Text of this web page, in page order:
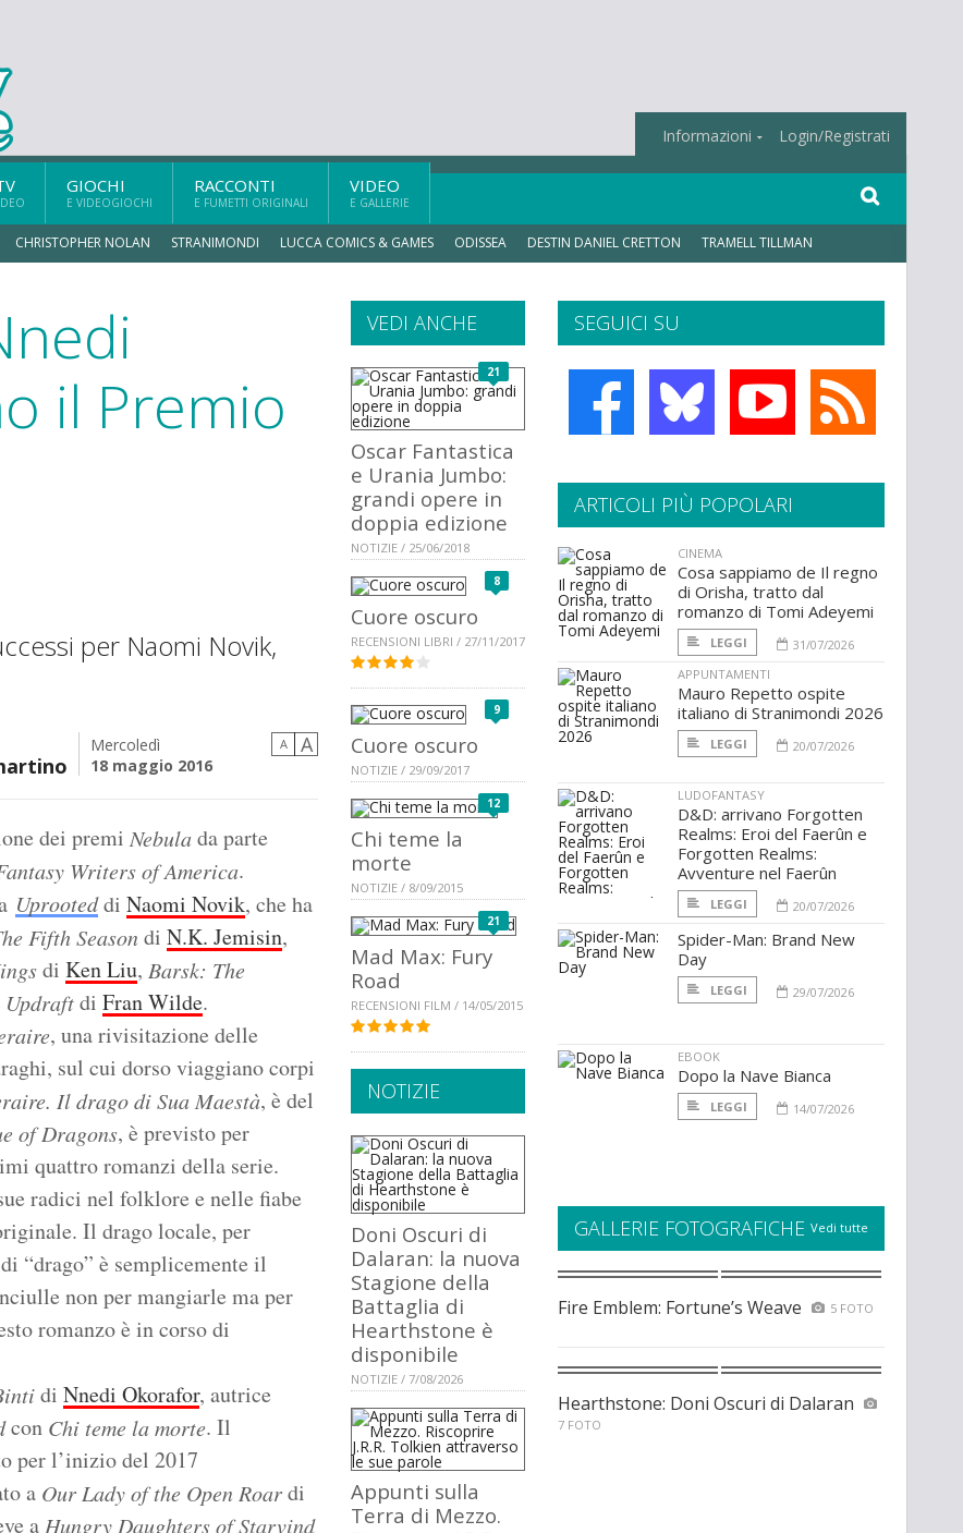
Informazioni Login/Registrati
GIOCHI
E VIDEOGIOCHI
RACCONTI
E FUMETTI ORIGINALI
VIDEO
E GALLERIE
CHRISTOPHER NOLAN STRANIMONDI LUCCA COMICS & GAMES ODISSEA DESTIN DANIEL CRETTON TRAMELL TILLMAN
il Premio
per Naomi Novik,
Mercoledì
18 maggio 2016
A A
dei premi Nebulada parte
Writers of America.
Uprooteddi Naomi Novik, che ha
Fifth Seasondi N.K. Jemisin,
di Ken Liu, Barsk: The
Updraftdi Fran Wilde.
, una rivisitazione delle
sul cui dorso viaggiano corpi
Il drago di Sua Maestà, è del
of Dragons, è previsto per
quattro romanzi della serie.
radici nel folklore e nelle fiabe
Il drago locale, per
“drago” è semplicemente il
non per mangiarle ma per
romanzo è in corso di
di Nnedi Okorafor, autrice
con Chi teme la morte. Il
per l’inizio del 2017
a Our Lady of the Open Roardi
aHungry Daughters of Starvind
SEGUICI SU
VEDI ANCHE
21
Oscar Fantastica
e Urania Jumbo:
grandi opere in
doppia edizione
NOTIZIE / 25/06/2018
8
Cuore oscuro
RECENSIONI LIBRI / 27/11/2017
9
Cuore oscuro
NOTIZIE / 29/09/2017
12
Chi teme la
morte
NOTIZIE / 8/09/2015
21
Mad Max: Fury
Road
RECENSIONI FILM / 14/05/2015
NOTIZIE
Doni Oscuri di
Dalaran: la nuova
Stagione della
Battaglia di
Hearthstone è
disponibile
NOTIZIE / 7/08/2026
Appunti sulla
Terra di Mezzo.
ARTICOLI PIÙ POPOLARI
CINEMA
Cosa sappiamo de Il regno
di Orisha, tratto dal
romanzo di Tomi Adeyemi
LEGGI
31/07/2026
APPUNTAMENTI
Mauro Repetto ospite
italiano di Stranimondi 2026
LEGGI 20/07/2026
LUDOFANTASY
D&D: arrivano Forgotten
Realms: Eroi del Faerûn e
Forgotten Realms:
Avventure nel Faerûn
LEGGI 20/07/2026
Spider-Man: Brand New
Day
LEGGI 29/07/2026
EBOOK
Dopo la Nave Bianca
LEGGI 14/07/2026
GALLERIE FOTOGRAFICHE Vedi tutte
Fire Emblem: Fortune’s Weave 5 FOTO
Hearthstone: Doni Oscuri di Dalaran
7 FOTO